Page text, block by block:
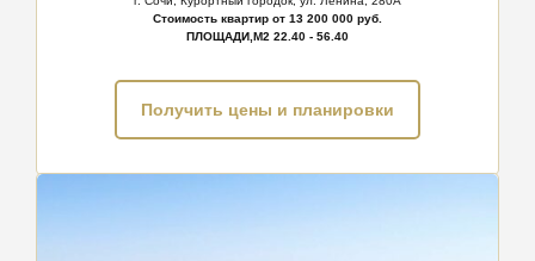
Стоимость квартир от 13 200 000 руб.
ПЛОЩАДИ,М2 22.40 - 56.40
Получить цены и планировки